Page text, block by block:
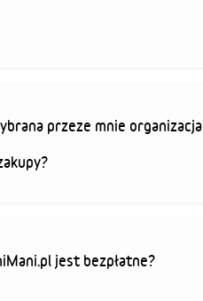
przeze mnie organizacja
jest bezpłatne?